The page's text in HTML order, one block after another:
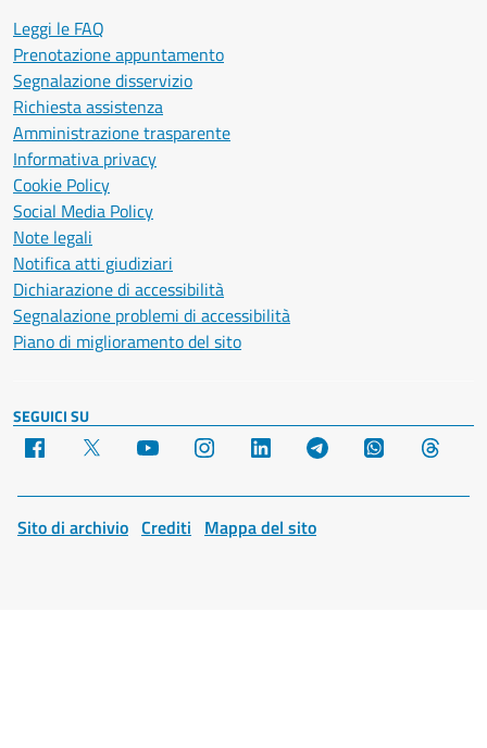
Leggi le FAQ
Prenotazione appuntamento
Segnalazione disservizio
Richiesta assistenza
Amministrazione trasparente
Informativa privacy
Cookie Policy
Social Media Policy
Note legali
Notifica atti giudiziari
Dichiarazione di accessibilità
Segnalazione problemi di accessibilità
Piano di miglioramento del sito
SEGUICI SU
Facebook YouTube Instagram LinkedIn Telegram WhatsApp
Sito di archivio Crediti Mappa del sito